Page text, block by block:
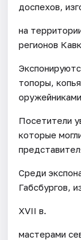
доспехов,
на
регионов
топоры,
Посетители
которые
Среди
Габсбургов,
XVII в.
мастерами